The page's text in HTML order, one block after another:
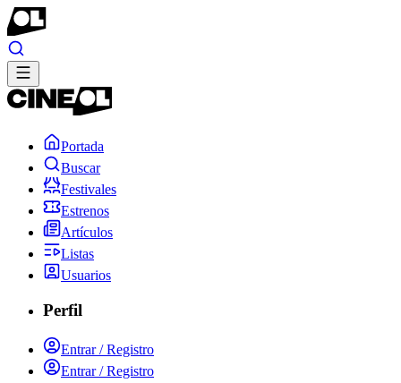
Portada
Buscar
Festivales
Estrenos
Artículos
Listas
Usuarios
Perfil
Entrar / Registro
Entrar / Registro